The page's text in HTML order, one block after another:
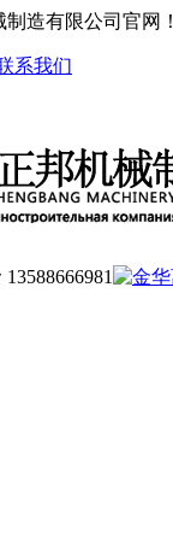
造有限公司官网！
系我们
13588666981